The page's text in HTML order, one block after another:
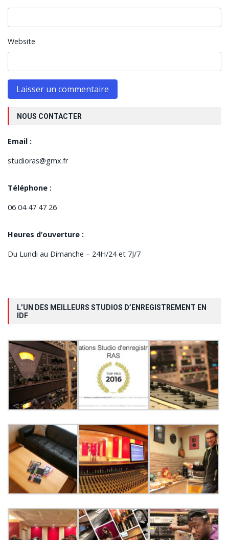
Website
NOUS CONTACTER
Email :
studioras@gmx.fr
Téléphone :
06 04 47 47 26
Heures d’ouverture :
Du Lundi au Dimanche – 24H/24 et 7J/7
L’UN DES MEILLEURS STUDIOS D’ENREGISTREMENT EN
IDF